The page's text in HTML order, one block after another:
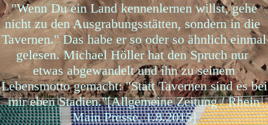
"Wenn Du ein Land kennenlernen willst, gehe
nicht zu den Ausgrabungsstätten, sondern in die
Tavernen." Das habe er so oder so ähnlich einmal
gelesen. Michael Höller hat den Spruch nur
etwas abgewandelt und ihn zu seinem
Lebensmotto gemacht: "Statt Tavernen sind es bei
mir eben Stadien."[Allgemeine Zeitung / Rhein
Main Presse, 1.8.2015]